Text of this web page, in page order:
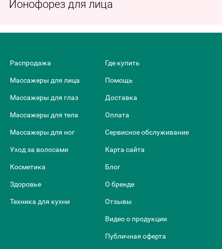
Ионофорез для лица
Распродажа
Массажеры для лица
Массажеры для глаз
Массажеры для тела
Массажеры для ног
Уход за волосами
Косметика
Здоровье
Техника для кухни
Где купить
Помощь
Доставка
Оплата
Сервисное обслуживание
Карта сайта
Блог
О бренде
Отзывы
Видео о продукции
Публичная оферта